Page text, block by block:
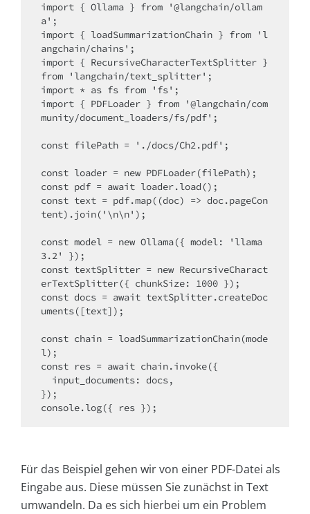
import { Ollama } from '@langchain/ollam
a';
import { loadSummarizationChain } from 'l
angchain/chains';
import { RecursiveCharacterTextSplitter }
from 'langchain/text_splitter';
import * as fs from 'fs';
import { PDFLoader } from '@langchain/com
munity/document_loaders/fs/pdf';
const filePath = './docs/Ch2.pdf';
const loader = new PDFLoader(filePath);
const pdf = await loader.load();
const text = pdf.map((doc) => doc.pageCon
tent).join('\n\n');
const model = new Ollama({ model: 'llama
3.2' });
const textSplitter = new RecursiveCharact
erTextSplitter({ chunkSize: 1000 });
const docs = await textSplitter.createDoc
uments([text]);
const chain = loadSummarizationChain(mode
l);
const res = await chain.invoke({
});
Für das Beispiel gehen wir von einer PDF-Datei als
Eingabe aus. Diese müssen Sie zunächst in Text
umwandeln. Da es sich hierbei um ein Problem